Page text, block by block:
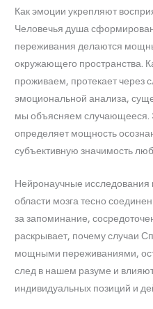
Как эмоции укрепляют
Человечья душа
переживания делаются
окружающего пространства.
проживаем, протекает через
эмоциональной анализа,
мы объясняем случающееся.
определяет мощность
субъективную значимость
Нейронаучные
области мозга тесно
за запоминание,
раскрывает, почему случаи
мощными переживаниями,
след в нашем разуме и
индивидуальных позиций и